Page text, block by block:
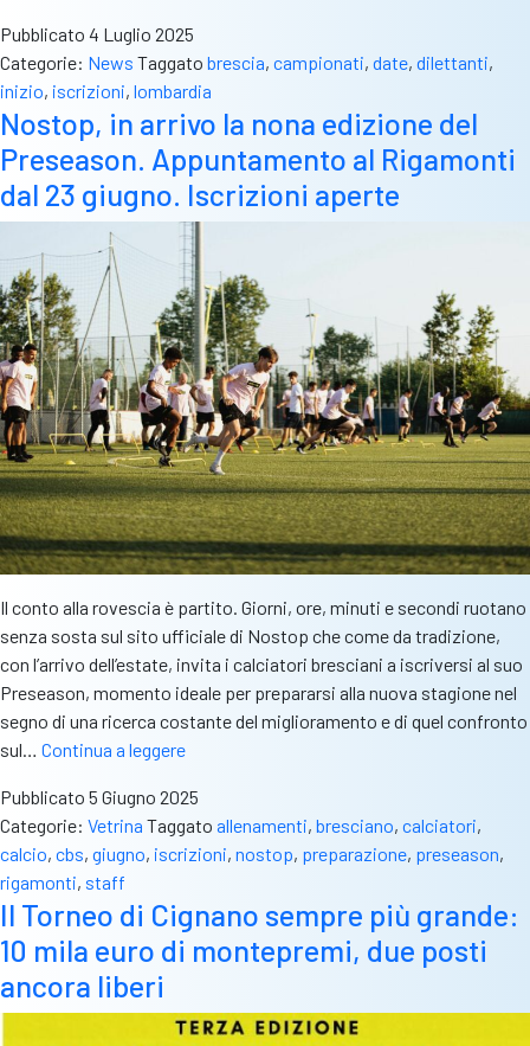
2025-
le
date
iscrizioni
Pubblicato 4 Luglio 2025
Categorie: News Taggato brescia, campionati, date, dilettanti,
inizio, iscrizioni, lombardia
Nostop, in arrivo la nona edizione del
Preseason. Appuntamento al Rigamonti
dal 23 giugno. Iscrizioni aperte
Il conto alla rovescia è partito. Giorni, ore, minuti e secondi ruotano
senza sosta sul sito ufficiale di Nostop che come da tradizione,
con l’arrivo dell’estate, invita i calciatori bresciani a iscriversi al suo
Preseason, momento ideale per prepararsi alla nuova stagione nel
segno di una ricerca costante del miglioramento e di quel confronto
sul… Continua a leggereNostop,
arrivo
la
nona
del
Preseason.
Rigamonti
Pubblicato 5 Giugno 2025
Categorie: Vetrina Taggato allenamenti, bresciano, calciatori,
calcio, cbs, giugno, iscrizioni, nostop, preparazione, preseason,
rigamonti, staff
Il Torneo di Cignano sempre più grande:
10 mila euro di montepremi, due posti
ancora liberi